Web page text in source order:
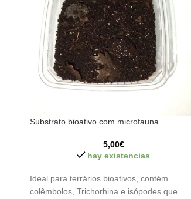
Substrato bioativo com microfauna
5,00€
hay existencias
Ideal para terrários bioativos, contém
colêmbolos, Trichorhina e isópodes que